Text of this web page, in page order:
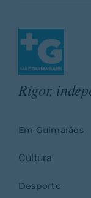
Rigor,
Em Guimarães
Cultura
Desporto